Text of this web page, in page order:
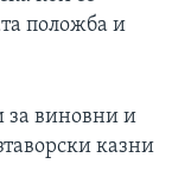
положба и
за виновни и
казни